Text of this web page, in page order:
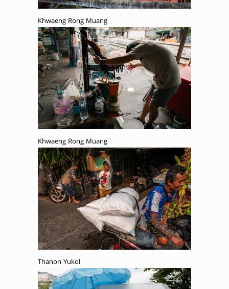
Khwaeng Rong Muang
Khwaeng Rong Muang
Thanon Yukol